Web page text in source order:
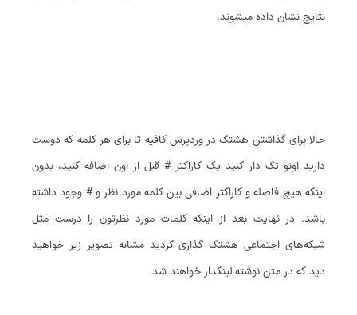
نتایج نشان داده میشوند.
حالا برای گذاشتن هشتگ در وردپرس کافیه تا برای هر کلمه که دوست
دارید اونو تگ دار کنید یک کاراکتر # قبل از اون اضافه کنید، بدون
اینکه هیچ فاصله و کاراکتر اضافی بین کلمه مورد نظر و # وجود داشته
باشد. در نهایت بعد از اینکه کلمات مورد نظرتون را درست مثل
شبکه‌های اجتماعی هشتگ گذاری کردید مشابه تصویر زیر خواهید
دید که در متن نوشته لینکدار خواهند شد.